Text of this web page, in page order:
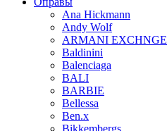
Ana Hickmann
Andy Wolf
ARMANI EXCHNGE
Baldinini
Balenciaga
BALI
BARBIE
Bellessa
Ben.x
Bikkembergs